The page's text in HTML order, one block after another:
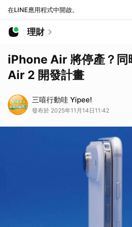
在LINE應用程式中開啟。
理財
iPhone Air 將停產？
Air 2 開發計畫
三嘻行動哇 Yipee!
發布於 2025年11月14日11:42